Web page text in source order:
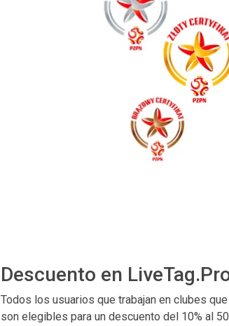
Descuento en
Todos los usuarios que trabajan en clubes
son elegibles para un descuento del 10% al